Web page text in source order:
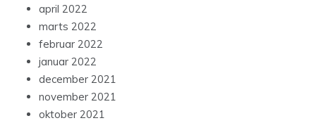
april 2022
marts 2022
februar 2022
januar 2022
december 2021
november 2021
oktober 2021